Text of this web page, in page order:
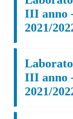
III anno
2021/
III anno
2021/